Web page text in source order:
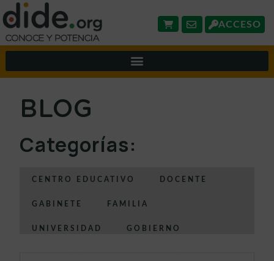
ACCESO
BLOG
Categorías:
CENTRO EDUCATIVO DOCENTE
GABINETE FAMILIA
UNIVERSIDAD GOBIERNO